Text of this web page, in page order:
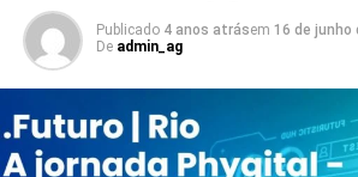
Publicado 4 anos atrásem 16 de junho
De admin_ag